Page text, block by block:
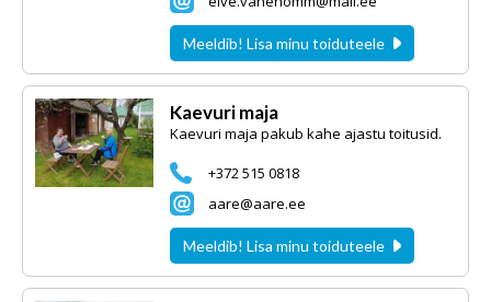
Meeldib! Lisa minu toiduteele
Kaevuri maja
Kaevuri maja pakub kahe ajastu toitusid.
+372 515 0818
aare@aare.ee
Meeldib! Lisa minu toiduteele